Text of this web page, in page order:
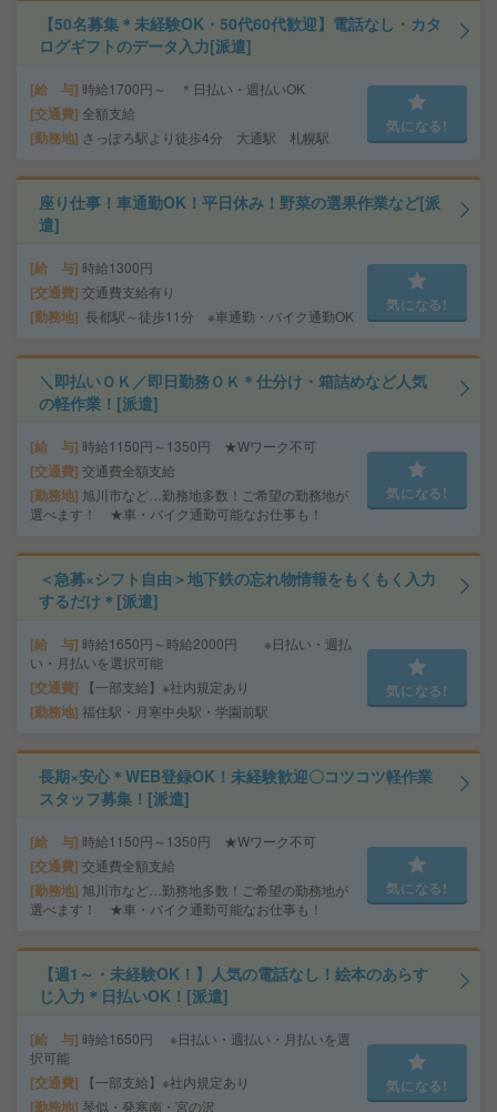
【50名募集＊未経験OK・50代60代歓迎】電話なし・カタ
ログギフトのデータ入力[派遣]
給 与 時給1700円～ ＊日払い・週払いOK
交通費 全額支給
勤務地 さっぽろ駅より徒歩4分 大通駅 札幌駅
気になる!
座り仕事！車通勤OK！平日休み！野菜の選果作業など[派
遣]
給 与 時給1300円
交通費 交通費支給有り
勤務地 長都駅～徒歩11分 ※車通勤・バイク通勤OK
気になる!
＼即払いＯＫ／即日勤務ＯＫ＊仕分け・箱詰めなど人気
の軽作業！[派遣]
給 与 時給1150円～1350円 ★Wワーク不可
交通費 交通費全額支給
勤務地 旭川市など…勤務地多数！ご希望の勤務地が
選べます！ ★車・バイク通勤可能なお仕事も！
気になる!
＜急募×シフト自由＞地下鉄の忘れ物情報をもくもく入力
するだけ＊[派遣]
給 与 時給1650円～時給2000円 ※日払い・週払
い・月払いを選択可能
交通費 【一部支給】※社内規定あり
勤務地 福住駅・月寒中央駅・学園前駅
気になる!
長期×安心＊WEB登録OK！未経験歓迎〇コツコツ軽作業
スタッフ募集！[派遣]
給 与 時給1150円～1350円 ★Wワーク不可
交通費 交通費全額支給
勤務地 旭川市など…勤務地多数！ご希望の勤務地が
選べます！ ★車・バイク通勤可能なお仕事も！
気になる!
【週1～・未経験OK！】人気の電話なし！絵本のあらす
じ入力＊日払いOK！[派遣]
給 与 時給1650円 ※日払い・週払い・月払いを選
択可能
交通費 【一部支給】※社内規定あり
勤務地 琴似・発寒南・宮の沢
気になる!